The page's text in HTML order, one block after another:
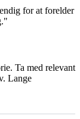
for at forelder
Ta med relevant
Lange